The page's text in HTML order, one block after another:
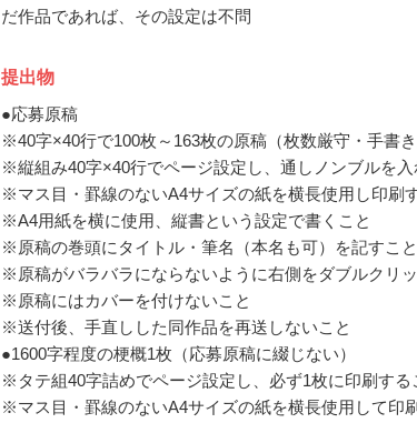
だ作品であれば、その設定は不問
提出物
●応募原稿
※40字×40行で100枚～163枚の原稿（枚数厳守・手書き
※縦組み40字×40行でページ設定し、通しノンブルを入
※マス目・罫線のないA4サイズの紙を横長使用し印刷
※A4用紙を横に使用、縦書という設定で書くこと
※原稿の巻頭にタイトル・筆名（本名も可）を記すこと
※原稿がバラバラにならないように右側をダブルクリ
※原稿にはカバーを付けないこと
※送付後、手直しした同作品を再送しないこと
●1600字程度の梗概1枚（応募原稿に綴じない）
※タテ組40字詰めでページ設定し、必ず1枚に印刷する
※マス目・罫線のないA4サイズの紙を横長使用して印